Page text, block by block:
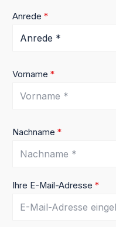
Anrede *
Vorname *
Nachname *
Ihre E-Mail-Adresse *